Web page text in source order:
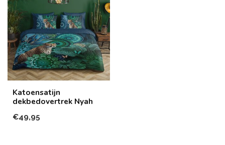
Katoensatijn
dekbedovertrek Nyah
€49,95